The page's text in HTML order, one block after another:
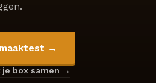
→
box samen →